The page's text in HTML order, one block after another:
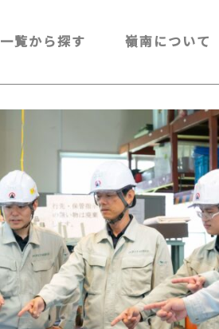
一覧から探す 嶺南について